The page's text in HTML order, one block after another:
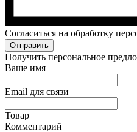
Cогласиться на обработку
Отправить
Получить персональное
Ваше имя
Email для связи
Товар
Комментарий